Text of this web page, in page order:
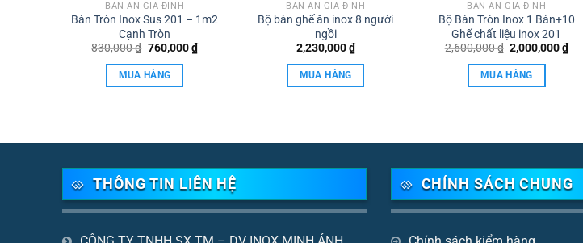
BÀN ĂN GIA ĐÌNH
Bàn Tròn Inox Sus 201 – 1m2
Cạnh Tròn
830,000₫ Giá
là:
830,000 ₫.
760,000₫Giá
hiện
MUA HÀNG
BÀN ĂN GIA ĐÌNH
Bộ bàn ghế ăn inox 8 người
ngồi
2,230,000₫
MUA HÀNG
BÀN ĂN GIA ĐÌNH
Bộ Bàn Tròn Inox 1 Bàn+10
Ghế chất liệu inox 201
2,600,000₫ Giá
là:
2,600,000 ₫.
2,000,000₫Giá
hiện
MUA HÀNG
THÔNG TIN LIÊN HỆ CHÍNH SÁCH CHUNG